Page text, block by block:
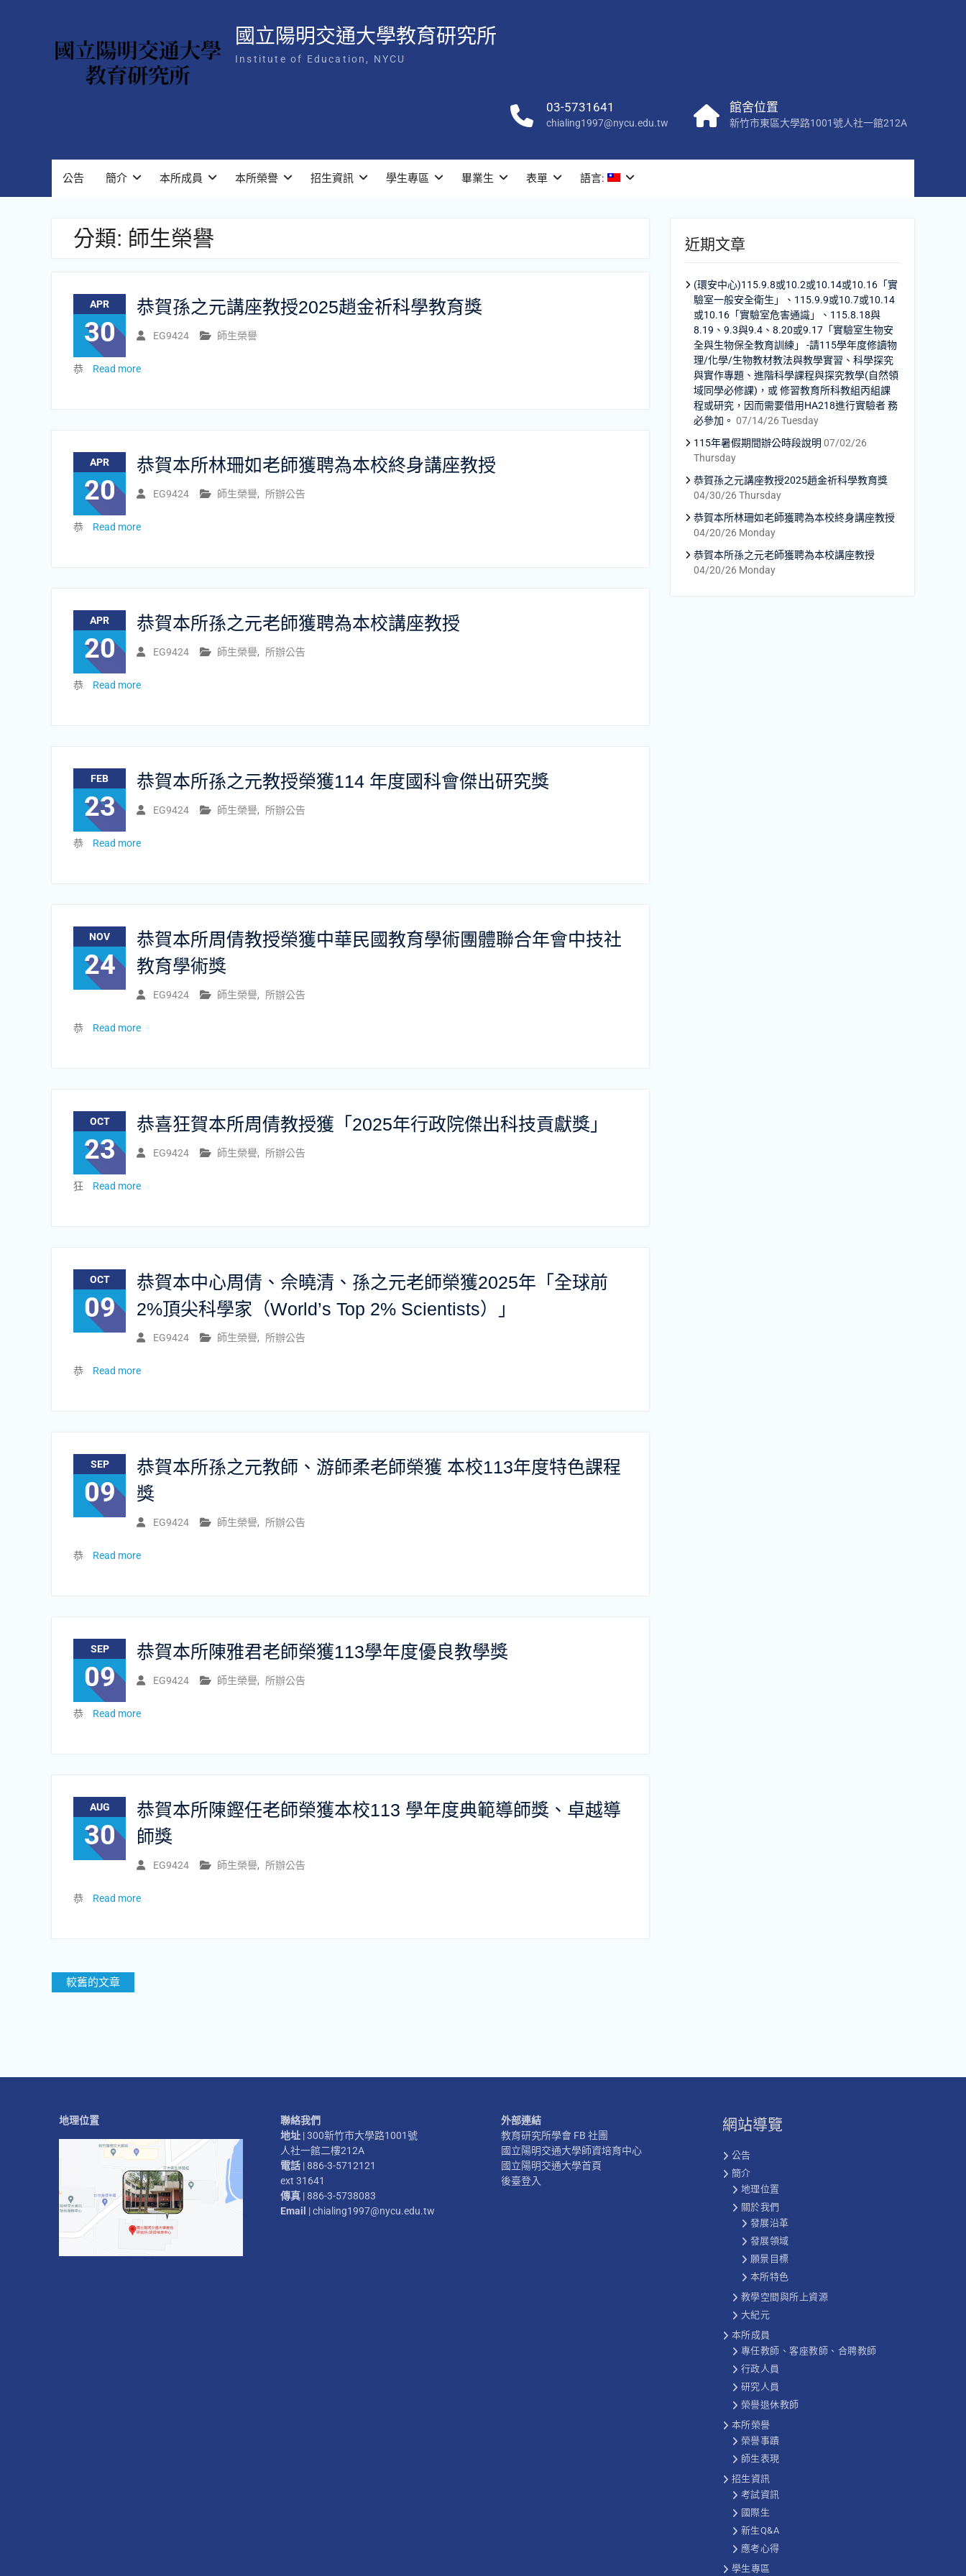
國立陽明交通大學教育研究所
Institute of Education, NYCU
03-5731641
chialing1997@nycu.edu.tw
館舍位置
新竹市東區大學路1001號人社一館212A
公告 簡介 本所成員 本所榮譽 招生資訊 學生專區 畢業生 表單 語言:
分類: 師生榮譽
APR
30
恭賀孫之元講座教授2025趙金祈科學教育獎
EG9424 師生榮譽
恭 Read more
APR
20
恭賀本所林珊如老師獲聘為本校終身講座教授
EG9424 師生榮譽, 所辦公告
恭 Read more
APR
20
恭賀本所孫之元老師獲聘為本校講座教授
EG9424 師生榮譽, 所辦公告
恭 Read more
FEB
23
恭賀本所孫之元教授榮獲114 年度國科會傑出研究獎
EG9424 師生榮譽, 所辦公告
恭 Read more
NOV
24
恭賀本所周倩教授榮獲中華民國教育學術團體聯合年會中技社
教育學術獎
EG9424 師生榮譽, 所辦公告
恭 Read more
OCT
23
恭喜狂賀本所周倩教授獲「2025年行政院傑出科技貢獻獎」
EG9424 師生榮譽, 所辦公告
狂 Read more
OCT
09
恭賀本中心周倩、佘曉清、孫之元老師榮獲2025年「全球前
2%頂尖科學家（World’s Top 2% Scientists）」
EG9424 師生榮譽, 所辦公告
恭 Read more
SEP
09
恭賀本所孫之元教師、游師柔老師榮獲 本校113年度特色課程
獎
EG9424 師生榮譽, 所辦公告
恭 Read more
SEP
09
恭賀本所陳雅君老師榮獲113學年度優良教學獎
EG9424 師生榮譽, 所辦公告
恭 Read more
AUG
30
恭賀本所陳鏗任老師榮獲本校113 學年度典範導師獎、卓越導
師獎
EG9424 師生榮譽, 所辦公告
恭 Read more
文
章
較舊的文章
近期文章
(環安中心)115.9.8或10.2或10.14或10.16「實
驗室一般安全衛生」、115.9.9或10.7或10.14
或10.16「實驗室危害通識」、115.8.18與
8.19、9.3與9.4、8.20或9.17「實驗室生物安
全與生物保全教育訓練」 -請115學年度修讀物
理/化學/生物教材教法與教學實習、科學探究
與實作專題、進階科學課程與探究教學(自然領
域同學必修課)，或 修習教育所科教組丙組課
程或研究，因而需要借用HA218進行實驗者 務
必參加。 07/14/26 Tuesday
115年暑假期間辦公時段說明 07/02/26
Thursday
恭賀孫之元講座教授2025趙金祈科學教育獎
04/30/26 Thursday
恭賀本所林珊如老師獲聘為本校終身講座教授
04/20/26 Monday
恭賀本所孫之元老師獲聘為本校講座教授
04/20/26 Monday
地理位置
聯絡我們
地址 | 300新竹市大學路1001號
人社一館二樓212A
電話| 886-3-5712121
ext 31641
傳真| 886-3-5738083
Email | chialing1997@nycu.edu.tw
外部連結
教育研究所學會 FB 社團
國立陽明交通大學師資培育中心
國立陽明交通大學首頁
後臺登入
網站導覽
公告
簡介
地理位置
關於我們
發展沿革
發展領域
願景目標
本所特色
教學空間與所上資源
大紀元
本所成員
專任教師、客座教師、合聘教師
行政人員
研究人員
榮譽退休教師
本所榮譽
榮譽事蹟
師生表現
招生資訊
考試資訊
國際生
新生Q&A
應考心得
學生專區